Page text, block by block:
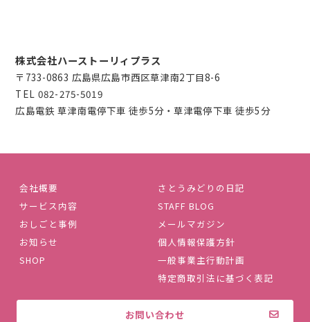
株式会社ハーストーリィプラス
〒733-0863 広島県広島市西区草津南2丁目8-6
TEL 082-275-5019
広島電鉄 草津南電停下車 徒歩5分・草津電停下車 徒歩5分
会社概要
サービス内容
おしごと事例
お知らせ
SHOP
さとうみどりの日記
STAFF BLOG
メールマガジン
個人情報保護方針
一般事業主行動計画
特定商取引法に基づく表記
お問い合わせ